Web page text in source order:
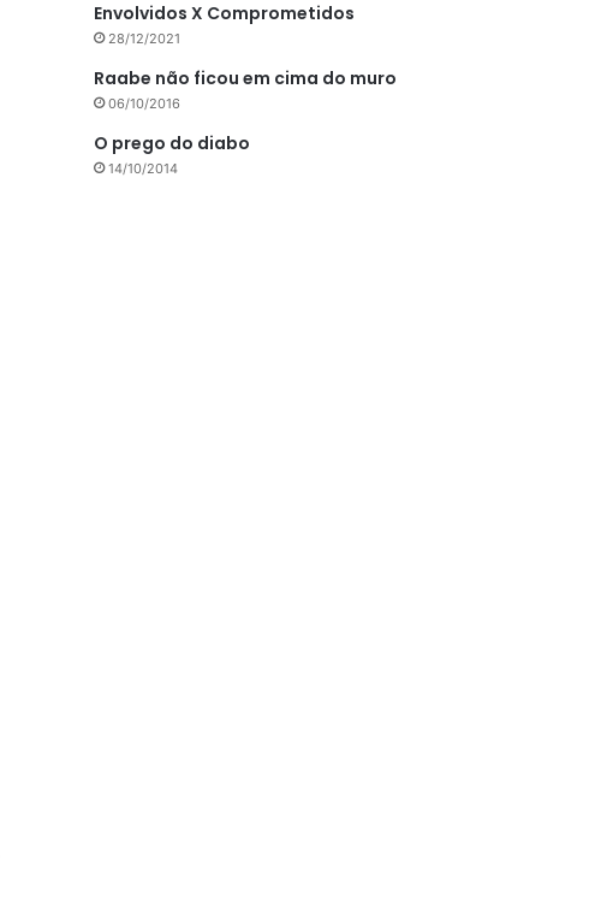
Envolvidos X Comprometidos
28/12/2021
Raabe não ficou em cima do muro
06/10/2016
O prego do diabo
14/10/2014